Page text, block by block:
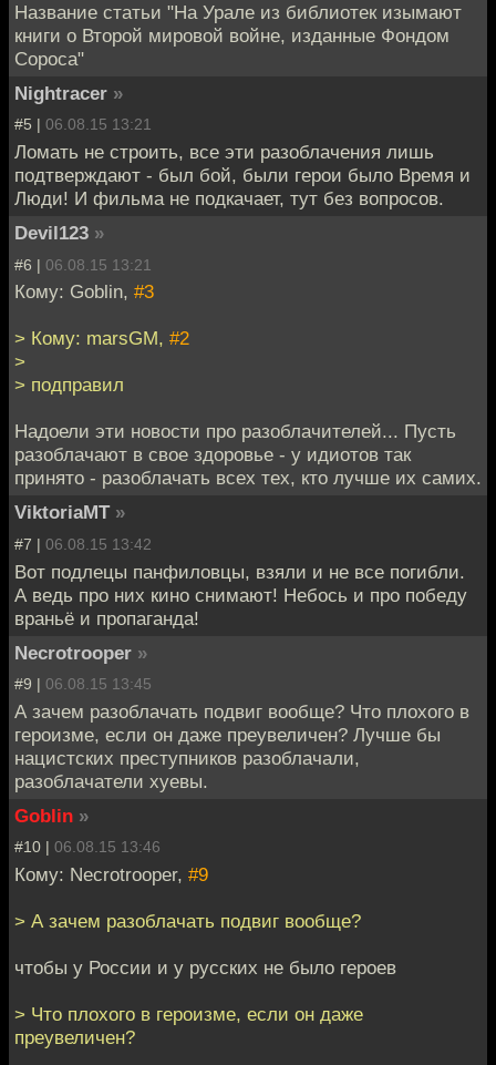
Название статьи "На Урале из библиотек изымают
книги о Второй мировой войне, изданные Фондом
Сороса"
Nightracer »
#5 | 06.08.15 13:21
Ломать не строить, все эти разоблачения лишь
подтверждают - был бой, были герои было Время и
Люди! И фильма не подкачает, тут без вопросов.
Devil123 »
#6 | 06.08.15 13:21
Кому: Goblin, #3
> Кому: marsGM, #2
>
> подправил
Надоели эти новости про разоблачителей... Пусть
разоблачают в свое здоровье - у идиотов так
принято - разоблачать всех тех, кто лучше их самих.
ViktoriaMT »
#7 | 06.08.15 13:42
Вот подлецы панфиловцы, взяли и не все погибли.
А ведь про них кино снимают! Небось и про победу
враньё и пропаганда!
Necrotrooper »
#9 | 06.08.15 13:45
А зачем разоблачать подвиг вообще? Что плохого в
героизме, если он даже преувеличен? Лучше бы
нацистских преступников разоблачали,
разоблачатели хуевы.
Goblin »
#10 | 06.08.15 13:46
Кому: Necrotrooper, #9
> А зачем разоблачать подвиг вообще?
чтобы у России и у русских не было героев
> Что плохого в героизме, если он даже
преувеличен?